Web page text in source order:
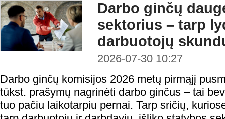
Darbo ginčų
sektorius – tarp
darbuotojų
2026-07-30 10:27
Darbo ginčų komisijos 2026 metų pirmąjį
tūkst. prašymų nagrinėti darbo ginčus – tai
tuo pačiu laikotarpiu pernai. Tarp sričių,